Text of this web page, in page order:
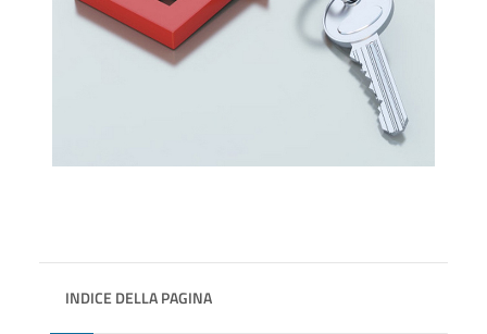
INDICE DELLA PAGINA